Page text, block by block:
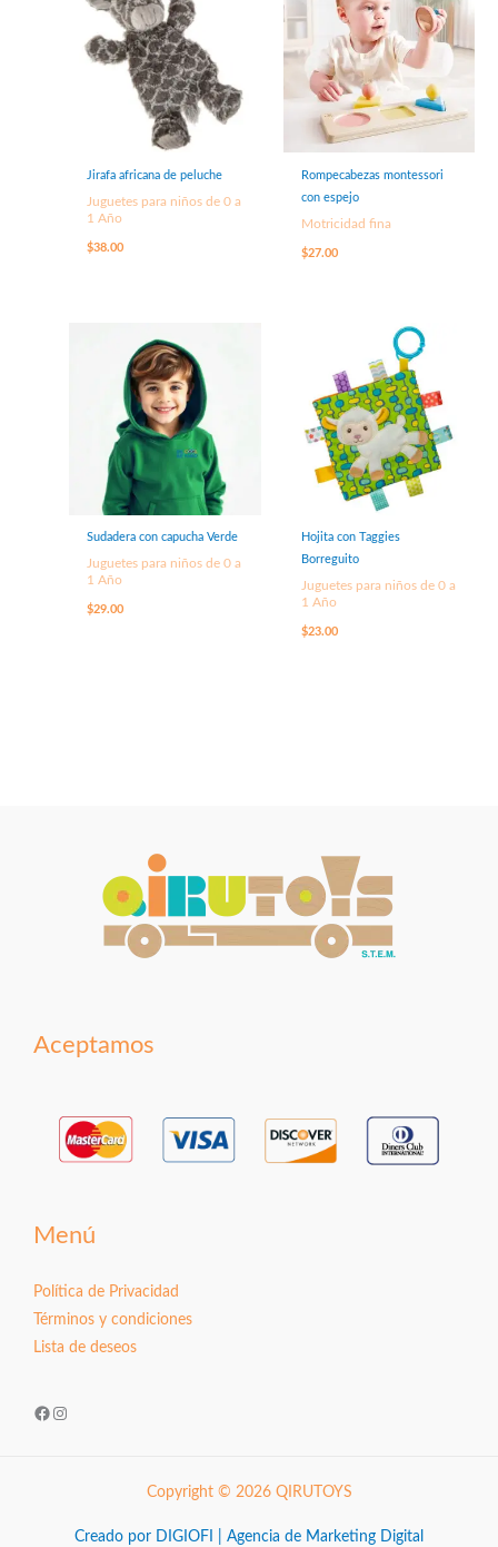
Jirafa africana de peluche
Juguetes para niños de 0 a
1 Año
$38.00
Rompecabezas montessori
con espejo
Motricidad fina
$27.00
Sudadera con capucha Verde
Juguetes para niños de 0 a
1 Año
$29.00
Hojita con Taggies
Borreguito
Juguetes para niños de 0 a
1 Año
$23.00
Aceptamos
Menú
Política de Privacidad
Términos y condiciones
Lista de deseos
Facebook
Instagram
Copyright © 2026 QIRUTOYS
Creado por DIGIOFI | Agencia de Marketing Digital